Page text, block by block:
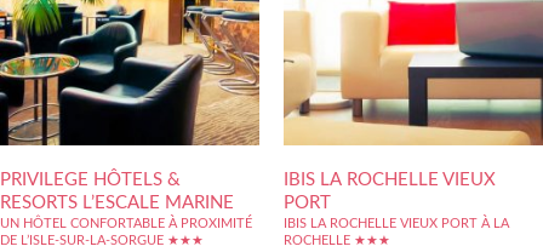
PRIVILEGE HÔTELS &
RESORTS L’ESCALE MARINE
UN HÔTEL CONFORTABLE À PROXIMITÉ
DE L’ISLE-SUR-LA-SORGUE ★★★
IBIS LA ROCHELLE VIEUX
PORT
IBIS LA ROCHELLE VIEUX PORT À LA
ROCHELLE ★★★